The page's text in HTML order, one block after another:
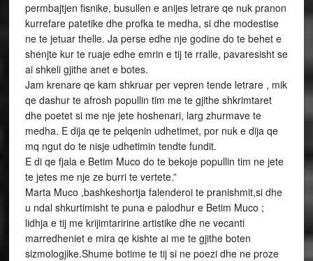
permbajtjen fisnike, busullen e anijes letrare qe nuk pranon
kurrefare patetike dhe profka te medha, si dhe modestise
ne te jetuar thelle. Ja perse edhe nje godine do te behet e
shenjte kur te ruaje edhe emrin e tij te rralle, pavaresisht se
ai shkeli gjithe anet e botes.
Jam krenare qe kam shkruar per vepren tende letrare , mik
qe dashur te afrosh popullin tim me te gjithe shkrimtaret
dhe poetet si me nje jete hoshenari, larg zhurmave te
medha. E dija qe te pelqenin udhetimet, por nuk e dija qe
mq ngut do te nisje udhetimin tendte fundit.
E di qe fjala e Betim Muco do te bekoje popullin tim ne jete
te jetes me nje ze burri te vertete.”
Marta Muco ,bashkeshortja falenderoi te pranishmit,si dhe
u ndal shkurtimisht te puna e palodhur e Betim Muco ;
lidhja e tij me krijimtaririne artistike dhe ne vecanti
marredheniet e mira qe kishte ai me te gjithe boten
sizmologjike.Shume botime te tij si ne poezi dhe ne proze